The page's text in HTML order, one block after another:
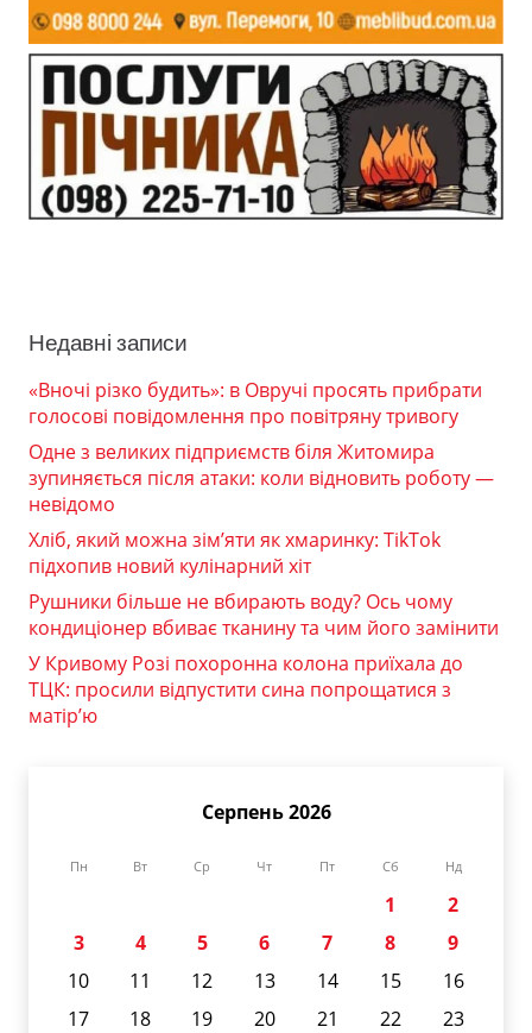
Недавні записи
«Вночі різко будить»: в Овручі просять прибрати
голосові повідомлення про повітряну тривогу
Одне з великих підприємств біля Житомира
зупиняється після атаки: коли відновить роботу —
невідомо
Хліб, який можна зім’яти як хмаринку: TikTok
підхопив новий кулінарний хіт
Рушники більше не вбирають воду? Ось чому
кондиціонер вбиває тканину та чим його замінити
У Кривому Розі похоронна колона приїхала до
ТЦК: просили відпустити сина попрощатися з
матір’ю
Серпень 2026
Пн Вт Ср Чт Пт Сб Нд
1
2
3
4 5 6 7 8
9
10
11 12 13 14 15
16
17
18 19 20 21 22
23